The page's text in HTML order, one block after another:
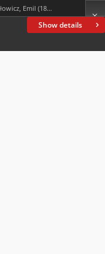
Show details
Zegadłowicz, Emil (1888-1941)